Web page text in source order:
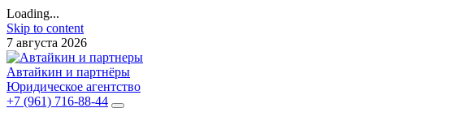
Loading...
Skip to content
7 августа 2026
Автайкин и партнёры
Юридическое агентство
+7 (961) 716-88-44